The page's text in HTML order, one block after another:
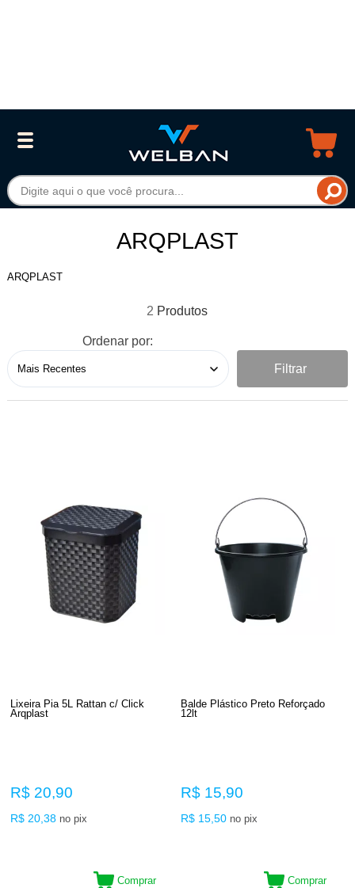
ARQPLAST
ARQPLAST
2
Ordenar por:
Filtrar
Lixeira Pia 5L Rattan c/ Click
Arqplast
R$ 20,90
R$ 20,38 no pix
Comprar
Balde Plástico Preto Reforçado
12lt
R$ 15,90
R$ 15,50 no pix
Comprar